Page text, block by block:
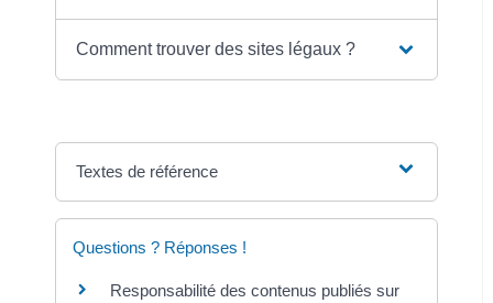
Comment trouver des sites légaux ?
Textes de référence
Questions ? Réponses !
Responsabilité des contenus publiés sur